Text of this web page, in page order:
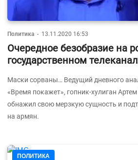
Политика - 13.11.2020 16:53
Очередное безобразие на
государственном
Маски сорваны… Ведущий дневного
«Время покажет», гопник-хулиган
обнажил свою мерзкую сущность и
на армян.
ПОЛИТИКА